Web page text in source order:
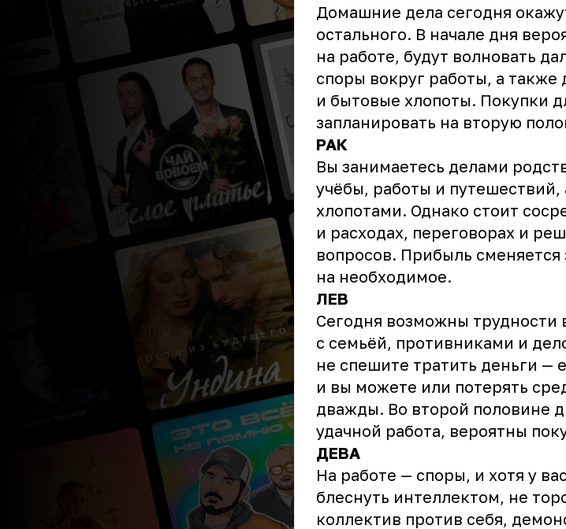
Домашние дела сегодня
остального. В начале дня
на работе, будут волновать
споры вокруг работы, а также
и бытовые хлопоты. Покупки
запланировать на вторую
РАК
Вы занимаетесь делами
учёбы, работы и
хлопотами. Однако стоит
и расходах, переговорах и
вопросов. Прибыль
на необходимое.
ЛЕВ
Сегодня возможны трудности
с семьёй, противниками и
не спешите тратить деньги —
и вы можете или потерять
дважды. Во второй половине
удачной работа, вероятны
ДЕВА
На работе — споры, и хотя у
блеснуть интеллектом, не
коллектив против себя,